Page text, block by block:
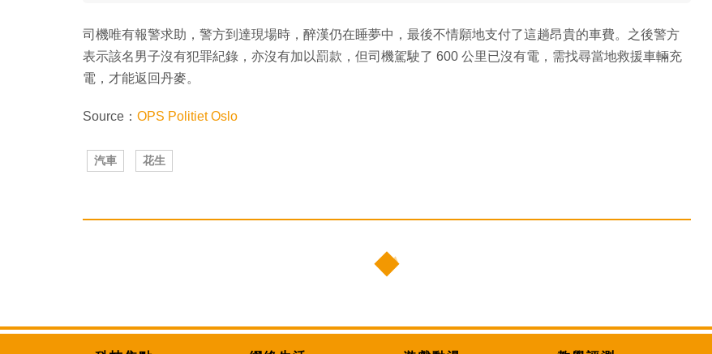
司機唯有報警求助，警方到達現場時，醉漢仍在睡夢中，最後不情願地支付了這趟昂貴的車費。之後警方
表示該名男子沒有犯罪紀錄，亦沒有加以罰款，但司機駕駛了 600 公里已沒有電，需找尋當地救援車輛充
電，才能返回丹麥。
Source： OPS Politiet Oslo
汽車 花生